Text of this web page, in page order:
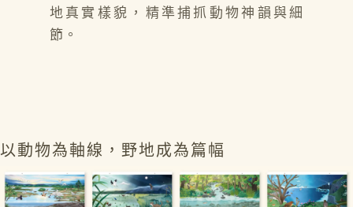
地真實樣貌，精準捕抓動物神韻與細
節。
以動物為軸線，野地成為篇幅